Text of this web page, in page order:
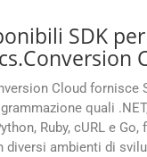
SDK
Cloud fornisce
quali
Ruby, cURL e
diversi ambienti di